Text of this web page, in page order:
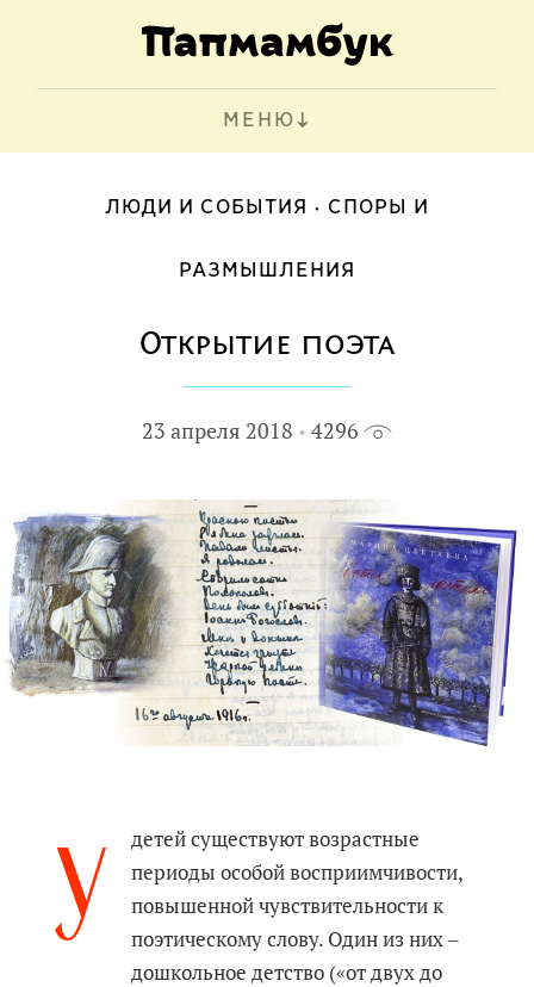
МЕНЮ
ЛЮДИ И СОБЫТИЯ СПОРЫ И
РАЗМЫШЛЕНИЯ
Открытие поэта
23 апреля 2018 4296
У
детей существуют возрастные
периоды особой восприимчивости,
повышенной чувствительности к
поэтическому слову. Один из них ‒
дошкольное детство («от двух до